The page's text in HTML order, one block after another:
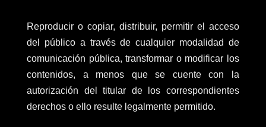
Reproducir o copiar, distribuir, permitir el acceso
del público a través de cualquier modalidad de
comunicación pública, transformar o modificar los
contenidos, a menos que se cuente con la
autorización del titular de los correspondientes
derechos o ello resulte legalmente permitido.